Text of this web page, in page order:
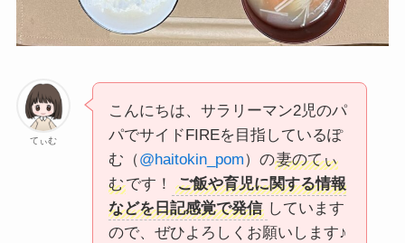
てぃむ
こんにちは、サラリーマン2児のパ
パでサイドFIREを目指しているぽ
む（@haitokin_pom）の妻のてぃ
むです！
ご飯や育児に関する情報
などを日記感覚で発信 しています
ので、ぜひよろしくお願いします♪